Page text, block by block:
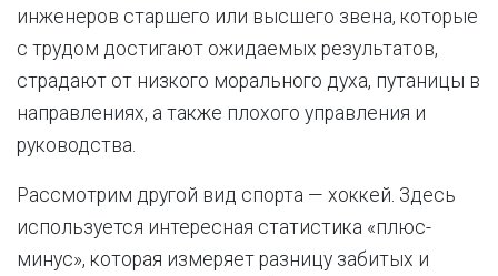
инженеров старшего или высшего звена, которые
с трудом достигают ожидаемых результатов,
страдают от низкого морального духа, путаницы в
направлениях, а также плохого управления и
руководства.
Рассмотрим другой вид спорта — хоккей. Здесь
используется интересная статистика «плюс-
минус», которая измеряет разницу забитых и